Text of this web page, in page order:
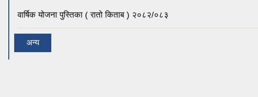
वार्षिक योजना पुस्तिका ( रातो किताब ) २०८२/०८३
अन्य